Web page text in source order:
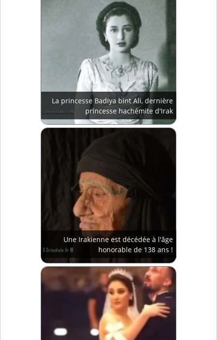
La princesse Badiya bint Ali, dernière
princesse hachémite d'Irak
Une Irakienne est décédée à l'âge
honorable de 138 ans !